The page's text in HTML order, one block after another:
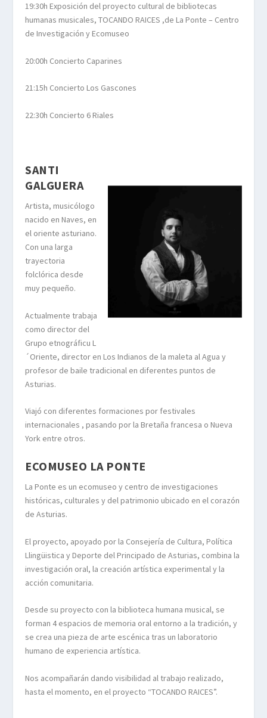
19:30h Exposición del proyecto cultural de bibliotecas
humanas musicales, TOCANDO RAICES ,de La Ponte – Centro
de Investigación y Ecomuseo
20:00h Concierto Caparines
21:15h Concierto Los Gascones
22:30h Concierto 6 Riales
SANTI
GALGUERA
Artista, musicólogo
nacido en Naves, en
el oriente asturiano.
Con una larga
trayectoria
folclórica desde
muy pequeño.
Actualmente trabaja
como director del
Grupo etnográficu L
´Oriente, director en Los Indianos de la maleta al Agua y
profesor de baile tradicional en diferentes puntos de
Asturias.
Viajó con diferentes formaciones por festivales
internacionales , pasando por la Bretaña francesa o Nueva
York entre otros.
ECOMUSEO LA PONTE
La Ponte es un ecomuseo y centro de investigaciones
históricas, culturales y del patrimonio ubicado en el corazón
de Asturias.
El proyecto, apoyado por la Consejería de Cultura, Política
Llingüistica y Deporte del Principado de Asturias, combina la
investigación oral, la creación artística experimental y la
acción comunitaria.
Desde su proyecto con la biblioteca humana musical, se
forman 4 espacios de memoria oral entorno a la tradición, y
se crea una pieza de arte escénica tras un laboratorio
humano de experiencia artística.
Nos acompañarán dando visibilidad al trabajo realizado,
hasta el momento, en el proyecto “TOCANDO RAICES”.